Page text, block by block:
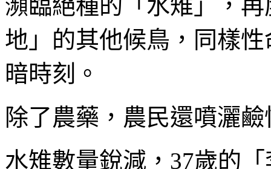
瀕臨絕種的「水雉」，
地」的其他候鳥，同樣
暗時刻。
除了農藥，農民還噴灑
水雉數量銳減，37歲的